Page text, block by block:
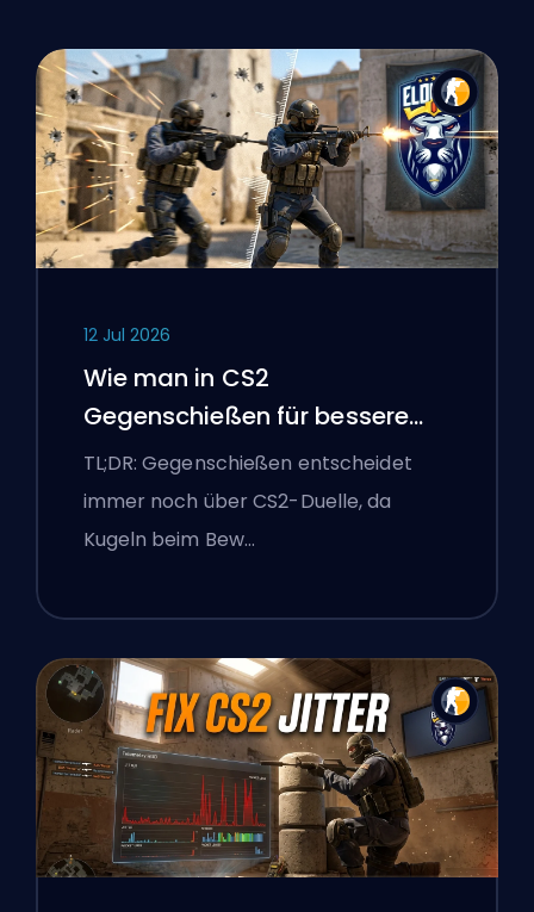
12 Jul 2026
Wie man in CS2
Gegenschießen für bessere
Genauigkeit
TL;DR: Gegenschießen entscheidet
immer noch über CS2-Duelle, da
Kugeln beim Bew…